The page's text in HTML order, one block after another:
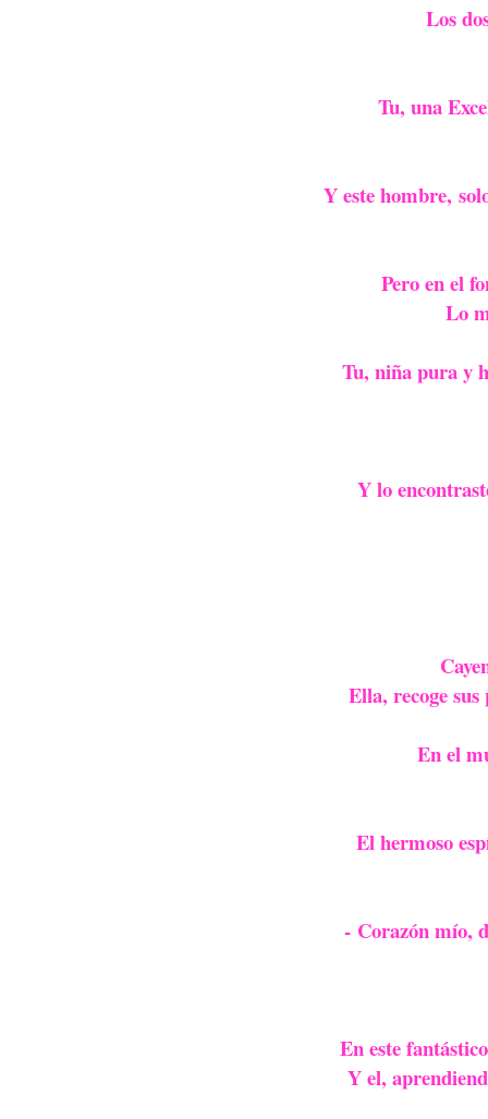
Los
Tu, una
Y este hombre,
Pero en el
Lo
Tu, niña pura y
Y lo
Ella, recoge
En el
El hermoso
- Corazón mío,
En este
Y el,